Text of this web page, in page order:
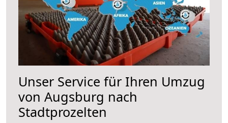
Unser Service für Ihren Umzug
von Augsburg nach
Stadtprozelten